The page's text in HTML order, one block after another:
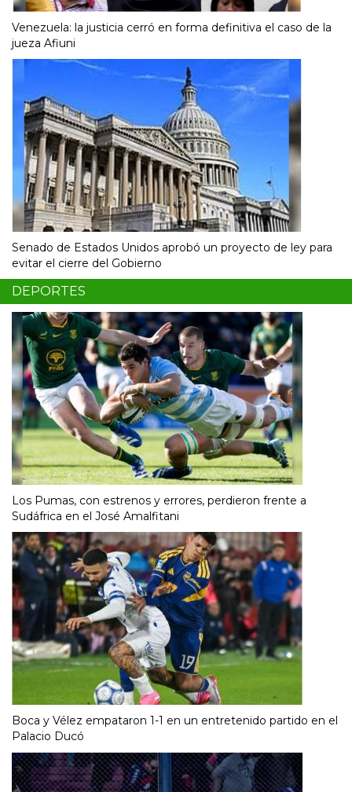
Venezuela: la justicia cerró en forma definitiva el caso de la
jueza Afiuni
Senado de Estados Unidos aprobó un proyecto de ley para
evitar el cierre del Gobierno
DEPORTES
Los Pumas, con estrenos y errores, perdieron frente a
Sudáfrica en el José Amalfitani
Boca y Vélez empataron 1-1 en un entretenido partido en el
Palacio Ducó